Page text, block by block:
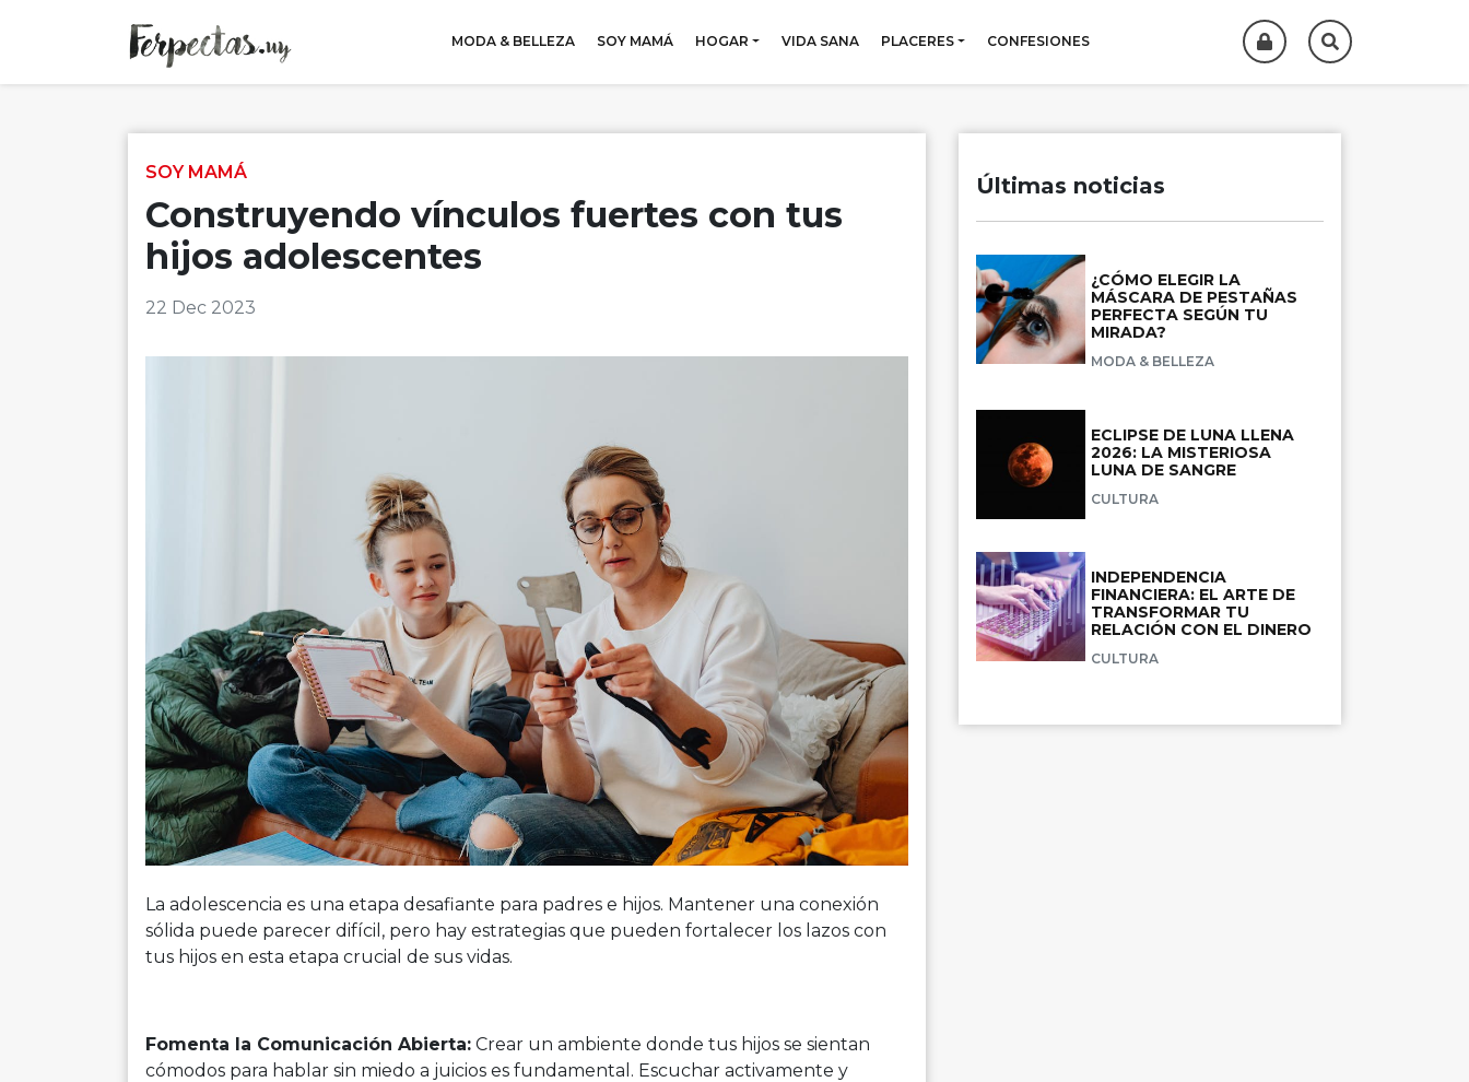
MODA & BELLEZA SOY MAMÁ HOGAR VIDA SANA PLACERES CONFESIONES
SOY MAMÁ
Construyendo vínculos fuertes con tus
hijos adolescentes
22 Dec 2023
La adolescencia es una etapa desafiante para padres e hijos. Mantener una conexión
sólida puede parecer difícil, pero hay estrategias que pueden fortalecer los lazos con
tus hijos en esta etapa crucial de sus vidas.
Fomenta la Comunicación Abierta: Crear un ambiente donde tus hijos se sientan
cómodos para hablar sin miedo a juicios es fundamental. Escuchar activamente y
Últimas noticias
¿CÓMO ELEGIR LA
MÁSCARA DE PESTAÑAS
PERFECTA SEGÚN TU
MIRADA?
MODA & BELLEZA
ECLIPSE DE LUNA LLENA
2026: LA MISTERIOSA
LUNA DE SANGRE
CULTURA
INDEPENDENCIA
FINANCIERA: EL ARTE DE
TRANSFORMAR TU
RELACIÓN CON EL DINERO
CULTURA